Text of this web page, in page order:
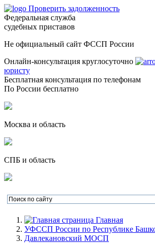
Проверить задолженность
Федеральная служба
судебных приставов
Не официальный сайт ФССП России
Онлайн-консультация круглосуточно
юристу
Бесплатная консультация по телефонам
По России бесплатно
Москва и область
СПБ и область
Главная
УФССП России по Республике
Давлекановский МОСП